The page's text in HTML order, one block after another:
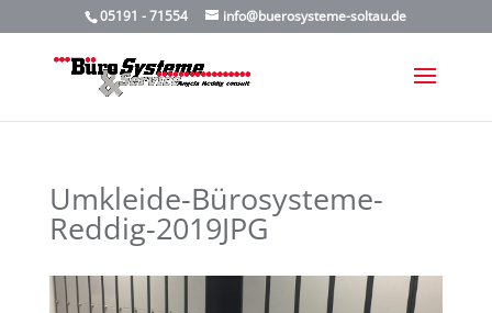
05191 - 71554 info@buerosysteme-soltau.de
Umkleide-Bürosysteme-
Reddig-2019JPG